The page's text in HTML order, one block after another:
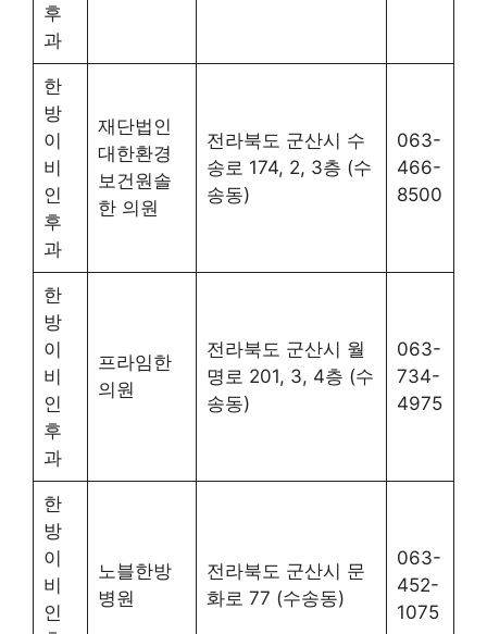
후
과
한
방
이
비
인
후
과
재단법인
대한환경
보건원솔
한 의원
전라북도 군산시 수
송로 174, 2, 3층 (수
송동)
063-
466-
8500
한
방
이
비
인
후
과
프라임한
의원
전라북도 군산시 월
명로 201, 3, 4층 (수
송동)
063-
734-
4975
한
방
이
비
인
노블한방
병원
전라북도 군산시 문
화로 77 (수송동)
063-
452-
1075